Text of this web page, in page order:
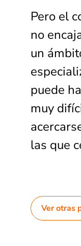
Pero el
no
un
puede
muy
las que
Ver otras